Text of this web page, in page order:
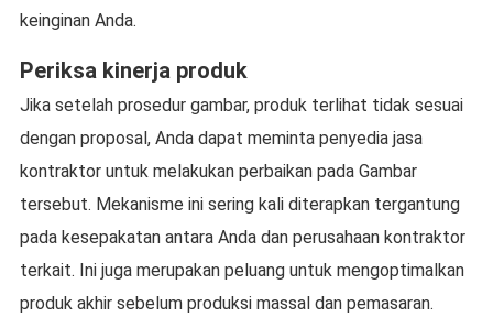
keinginan Anda.
Periksa kinerja produk
Jika setelah prosedur gambar, produk terlihat tidak sesuai
dengan proposal, Anda dapat meminta penyedia jasa
kontraktor untuk melakukan perbaikan pada Gambar
tersebut. Mekanisme ini sering kali diterapkan tergantung
pada kesepakatan antara Anda dan perusahaan kontraktor
terkait. Ini juga merupakan peluang untuk mengoptimalkan
produk akhir sebelum produksi massal dan pemasaran.